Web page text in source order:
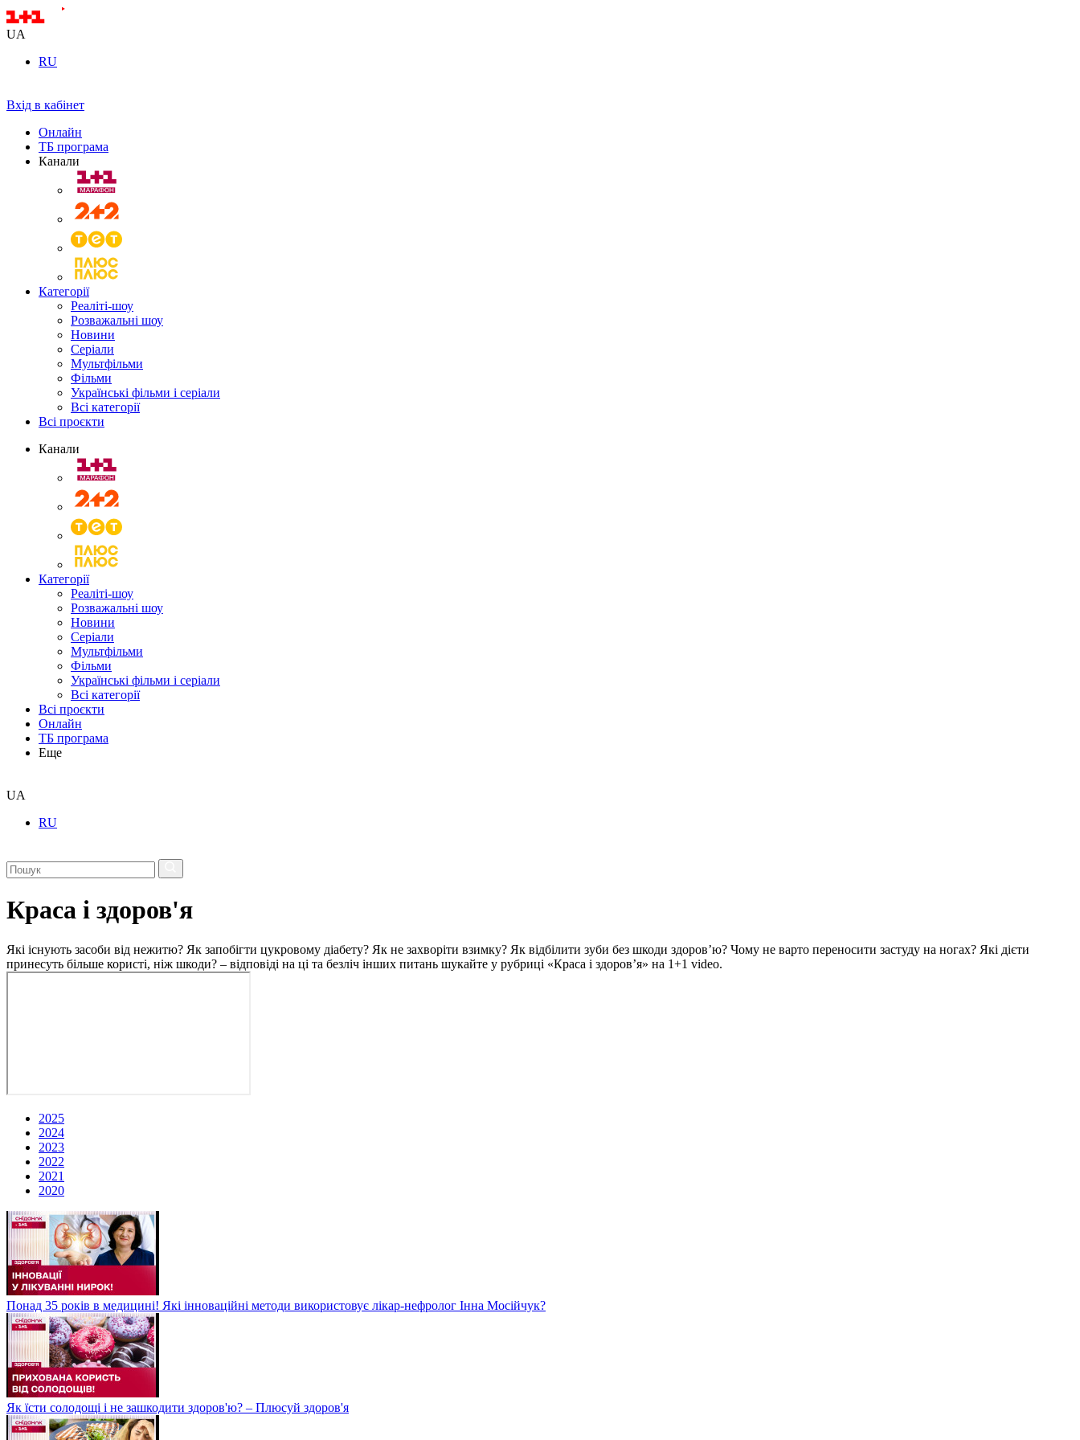
UA
RU
Вхід в кабінет
Онлайн
ТБ програма
Канали
Категорії
Реаліті-шоу
Розважальні шоу
Новини
Серіали
Мультфільми
Фільми
Українські фільми і серіали
Всі категорії
Всі проєкти
Канали
Категорії
Реаліті-шоу
Розважальні шоу
Новини
Серіали
Мультфільми
Фільми
Українські фільми і серіали
Всі категорії
Всі проєкти
Онлайн
ТБ програма
Еще
UA
RU
Краса і здоров'я
Які існують засоби від нежитю? Як запобігти цукровому діабету? Як не захворіти взимку? Як відбілити зуби без шкоди здоров’ю? Чому не варто переносити застуду на ногах? Які дієти
принесуть більше користі, ніж шкоди? – відповіді на ці та безліч інших питань шукайте у рубриці «Краса і здоров’я» на 1+1 video.
2025
2024
2023
2022
2021
2020
Понад 35 років в медицині! Які інноваційні методи використовує лікар-нефролог Інна Мосійчук?
Як їсти солодощі і не зашкодити здоров'ю? – Плюсуй здоров'я